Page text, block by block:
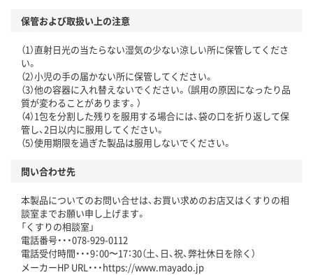
保管および取扱い上の注意
（1）直射日光の当たらない湿気の少ない涼しい所に保管してくださ
い。
（2）小児の手の届かない所に保管してください。
（3）他の容器に入れ替えないでください。（誤用の原因になったり品
質が変わることがあります。）
（4）1包を分割した残りを服用する場合には、袋の口を折り返して保
管し、2日以内に服用してください。
（5）使用期限を過ぎた製品は服用しないでください。
問い合わせ先
本製品についてのお問い合せは、お買い求めのお店又はくすりの相
談室までお願い申し上げます。
「くすりの相談室」
電話番号・・・078-929-0112
電話受付時間・・・9：00〜17：30（土、日、祝、弊社休日を除く）
メーカーHP URL・・・https://www.mayado.jp